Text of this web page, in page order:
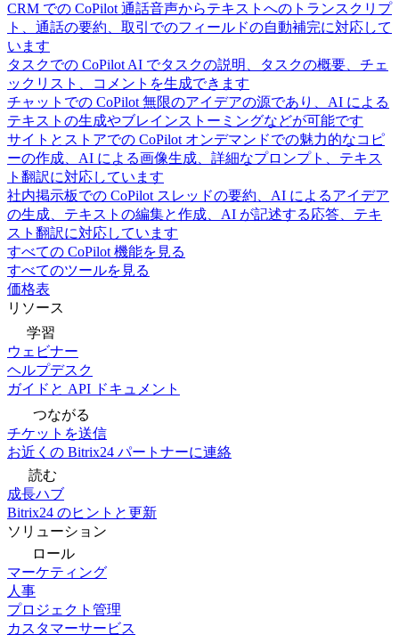
CRM での CoPilot 通話音声からテキストへのトランスクリプ
ト、通話の要約、取引でのフィールドの自動補完に対応して
います
タスクでの CoPilot AI でタスクの説明、タスクの概要、チェ
ックリスト、コメントを生成できます
チャットでの CoPilot 無限のアイデアの源であり、AI による
テキストの生成やブレインストーミングなどが可能です
サイトとストアでの CoPilot オンデマンドでの魅力的なコピ
ーの作成、AI による画像生成、詳細なプロンプト、テキス
ト翻訳に対応しています
社内掲示板での CoPilot スレッドの要約、AI によるアイデア
の生成、テキストの編集と作成、AI が記述する応答、テキ
スト翻訳に対応しています
すべての CoPilot 機能を見る
すべてのツールを見る
価格表
リソース
学習
ウェビナー
ヘルプデスク
ガイドと API ドキュメント
つながる
チケットを送信
お近くの Bitrix24 パートナーに連絡
読む
成長ハブ
Bitrix24 のヒントと更新
ソリューション
ロール
マーケティング
人事
プロジェクト管理
カスタマーサービス